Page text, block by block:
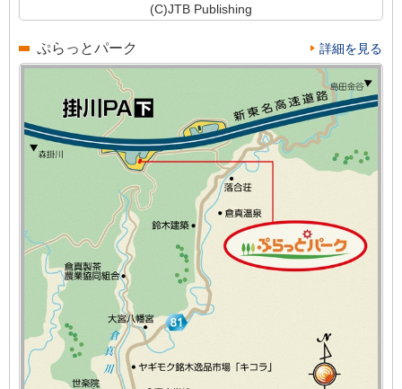
(C)JTB Publishing
ぷらっとパーク 詳細を見る